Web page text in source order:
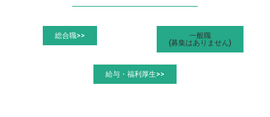
総合職>>
一般職
(募集はありません)
給与・福利厚生>>